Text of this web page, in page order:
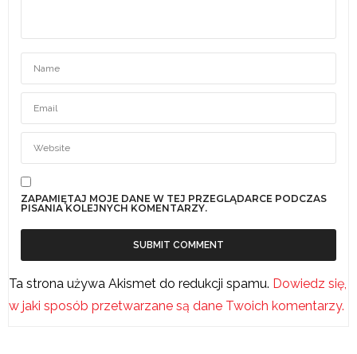
ZAPAMIĘTAJ MOJE DANE W TEJ PRZEGLĄDARCE PODCZAS
PISANIA KOLEJNYCH KOMENTARZY.
Ta strona używa Akismet do redukcji spamu. Dowiedz się,
w jaki sposób przetwarzane są dane Twoich komentarzy.